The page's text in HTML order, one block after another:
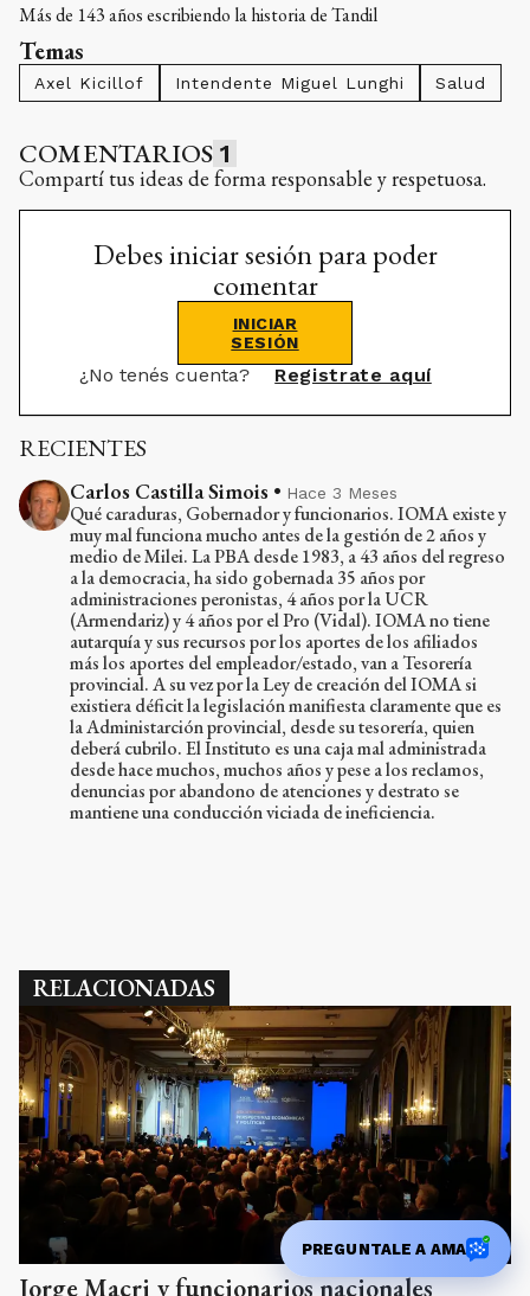
Más de 143 años escribiendo la historia de Tandil
Temas
Axel Kicillof Intendente Miguel Lunghi Salud
COMENTARIOS 1
Compartí tus ideas de forma responsable y respetuosa.
Debes iniciar sesión para poder
comentar
INICIAR
SESIÓN
¿No tenés cuenta? Registrate aquí
RECIENTES
Carlos Castilla Simois • Hace 3 Meses
Qué caraduras, Gobernador y funcionarios. IOMA existe y
muy mal funciona mucho antes de la gestión de 2 años y
medio de Milei. La PBA desde 1983, a 43 años del regreso
a la democracia, ha sido gobernada 35 años por
administraciones peronistas, 4 años por la UCR
(Armendariz) y 4 años por el Pro (Vidal). IOMA no tiene
autarquía y sus recursos por los aportes de los afiliados
más los aportes del empleador/estado, van a Tesorería
provincial. A su vez por la Ley de creación del IOMA si
existiera déficit la legislación manifiesta claramente que es
la Administarción provincial, desde su tesorería, quien
deberá cubrilo. El Instituto es una caja mal administrada
desde hace muchos, muchos años y pese a los reclamos,
denuncias por abandono de atenciones y destrato se
mantiene una conducción viciada de ineficiencia.
RELACIONADAS
Jorge Macri y funcionarios nacionales
PREGUNTALE A AMA